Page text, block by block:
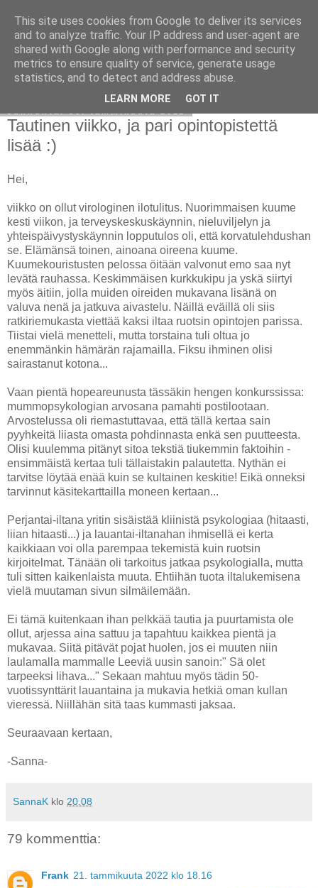
Avoin blogiskelija
Tautinen viikko, ja pari opintopistettä
lisää :)
Hei,
viikko on ollut virologinen ilotulitus. Nuorimmaisen kuume
kesti viikon, ja terveyskeskuskäynnin, nieluviljelyn ja
yhteispäivystyskäynnin lopputulos oli, että korvatulehdushan
se. Elämänsä toinen, ainoana oireena kuume.
Kuumekouristusten pelossa öitään valvonut emo saa nyt
levätä rauhassa. Keskimmäisen kurkkukipu ja yskä siirtyi
myös äitiin, jolla muiden oireiden mukavana lisänä on
valuva nenä ja jatkuva aivastelu. Näillä eväillä oli siis
ratkiriemukasta viettää kaksi iltaa ruotsin opintojen parissa.
Tiistai vielä menetteli, mutta torstaina tuli oltua jo
enemmänkin hämärän rajamailla. Fiksu ihminen olisi
sairastanut kotona...
Vaan pientä hopeareunusta tässäkin hengen konkurssissa:
mummopsykologian arvosana pamahti postilootaan.
Arvostelussa oli riemastuttavaa, että tällä kertaa sain
pyyhkeitä liiasta omasta pohdinnasta enkä sen puutteesta.
Olisi kuulemma pitänyt sitoa tekstiä tiukemmin faktoihin -
ensimmäistä kertaa tuli tällaistakin palautetta. Nythän ei
tarvitse löytää enää kuin se kultainen keskitie! Eikä onneksi
tarvinnut käsitekarttailla moneen kertaan...
Perjantai-iltana yritin sisäistää kliinistä psykologiaa (hitaasti,
liian hitaasti...) ja lauantai-iltanahan ihmisellä ei kerta
kaikkiaan voi olla parempaa tekemistä kuin ruotsin
kirjoitelmat. Tänään oli tarkoitus jatkaa psykologialla, mutta
tuli sitten kaikenlaista muuta. Ehtiihän tuota iltalukemisena
vielä muutaman sivun silmäilemään.
Ei tämä kuitenkaan ihan pelkkää tautia ja puurtamista ole
ollut, arjessa aina sattuu ja tapahtuu kaikkea pientä ja
mukavaa. Siitä pitävät pojat huolen, jos ei muuten niin
laulamalla mammalle Leeviä uusin sanoin:" Sä olet
tarpeeksi lihava..." Sekaan mahtuu myös tädin 50-
vuotissynttärit lauantaina ja mukavia hetkiä oman kullan
vieressä. Niillähän sitä taas kummasti jaksaa.
Seuraavaan kertaan,
-Sanna-
SannaK klo 20.08
79 kommenttia:
Frank 21. tammikuuta 2022 klo 18.16
This site uses cookies from Google to deliver its services
and to analyze traffic. Your IP address and user-agent are
shared with Google along with performance and security
metrics to ensure quality of service, generate usage
statistics, and to detect and address abuse.
LEARN MORE GOT IT